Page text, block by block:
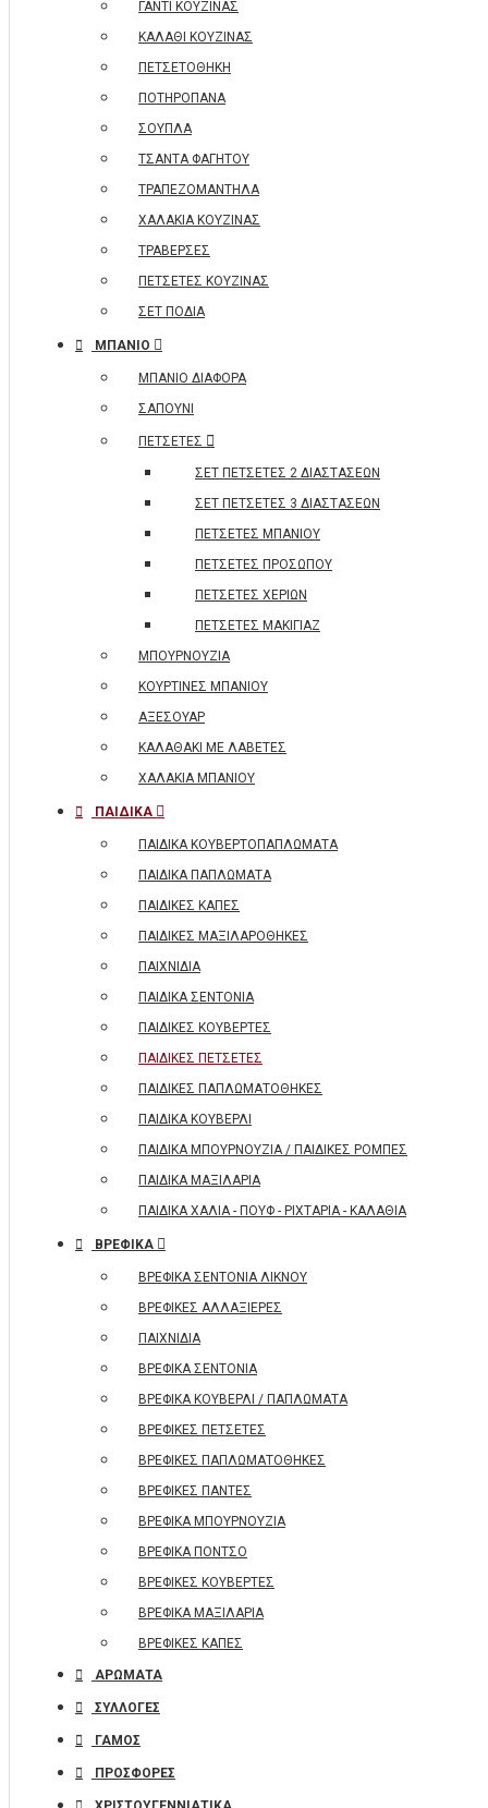
ΓΑΝΤΙ ΚΟΥΖΙΝΑΣ
ΚΑΛΑΘΙ ΚΟΥΖΙΝΑΣ
ΠΕΤΣΕΤΟΘΗΚΗ
ΠΟΤΗΡΟΠΑΝΑ
ΣΟΥΠΛΑ
ΤΣΑΝΤΑ ΦΑΓΗΤΟΥ
ΤΡΑΠΕΖΟΜΑΝΤΗΛΑ
ΧΑΛΑΚΙΑ ΚΟΥΖΙΝΑΣ
ΤΡΑΒΕΡΣΕΣ
ΠΕΤΣΕΤΕΣ ΚΟΥΖΙΝΑΣ
ΣΕΤ ΠΟΔΙΑ
ΜΠΑΝΙΟ
ΜΠΑΝΙΟ ΔΙΑΦΟΡΑ
ΣΑΠΟΥΝΙ
ΠΕΤΣΕΤΕΣ
ΣΕΤ ΠΕΤΣΕΤΕΣ 2 ΔΙΑΣΤΑΣΕΩΝ
ΣΕΤ ΠΕΤΣΕΤΕΣ 3 ΔΙΑΣΤΑΣΕΩΝ
ΠΕΤΣΕΤΕΣ ΜΠΑΝΙΟΥ
ΠΕΤΣΕΤΕΣ ΠΡΟΣΩΠΟΥ
ΠΕΤΣΕΤΕΣ ΧΕΡΙΩΝ
ΠΕΤΣΕΤΕΣ ΜΑΚΙΓΙΑΖ
ΜΠΟΥΡΝΟΥΖΙΑ
ΚΟΥΡΤΙΝΕΣ ΜΠΑΝΙΟΥ
ΑΞΕΣΟΥΑΡ
ΚΑΛΑΘΑΚΙ ΜΕ ΛΑΒΕΤΕΣ
ΧΑΛΑΚΙΑ ΜΠΑΝΙΟΥ
ΠΑΙΔΙΚΑ
ΠΑΙΔΙΚΑ ΚΟΥΒΕΡΤΟΠΑΠΛΩΜΑΤΑ
ΠΑΙΔΙΚΑ ΠΑΠΛΩΜΑΤΑ
ΠΑΙΔΙΚΕΣ ΚΑΠΕΣ
ΠΑΙΔΙΚΕΣ ΜΑΞΙΛΑΡΟΘΗΚΕΣ
ΠΑΙΧΝΙΔΙΑ
ΠΑΙΔΙΚΑ ΣΕΝΤΟΝΙΑ
ΠΑΙΔΙΚΕΣ ΚΟΥΒΕΡΤΕΣ
ΠΑΙΔΙΚΕΣ ΠΕΤΣΕΤΕΣ
ΠΑΙΔΙΚΕΣ ΠΑΠΛΩΜΑΤΟΘΗΚΕΣ
ΠΑΙΔΙΚΑ ΚΟΥΒΕΡΛΙ
ΠΑΙΔΙΚΑ ΜΠΟΥΡΝΟΥΖΙΑ / ΠΑΙΔΙΚΕΣ ΡΟΜΠΕΣ
ΠΑΙΔΙΚΑ ΜΑΞΙΛΑΡΙΑ
ΠΑΙΔΙΚΑ ΧΑΛΙΑ - ΠΟΥΦ - ΡΙΧΤΑΡΙΑ - ΚΑΛΑΘΙΑ
ΒΡΕΦΙΚΑ
ΒΡΕΦΙΚΑ ΣΕΝΤΟΝΙΑ ΛΙΚΝΟΥ
ΒΡΕΦΙΚΕΣ ΑΛΛΑΞΙΕΡΕΣ
ΠΑΙΧΝΙΔΙΑ
ΒΡΕΦΙΚΑ ΣΕΝΤΟΝΙΑ
ΒΡΕΦΙΚΑ ΚΟΥΒΕΡΛΙ / ΠΑΠΛΩΜΑΤΑ
ΒΡΕΦΙΚΕΣ ΠΕΤΣΕΤΕΣ
ΒΡΕΦΙΚΕΣ ΠΑΠΛΩΜΑΤΟΘΗΚΕΣ
ΒΡΕΦΙΚΕΣ ΠΑΝΤΕΣ
ΒΡΕΦΙΚΑ ΜΠΟΥΡΝΟΥΖΙΑ
ΒΡΕΦΙΚΑ ΠΟΝΤΣΟ
ΒΡΕΦΙΚΕΣ ΚΟΥΒΕΡΤΕΣ
ΒΡΕΦΙΚΑ ΜΑΞΙΛΑΡΙΑ
ΒΡΕΦΙΚΕΣ ΚΑΠΕΣ
ΑΡΩΜΑΤΑ
ΣΥΛΛΟΓΕΣ
ΓΑΜΟΣ
ΠΡΟΣΦΟΡΕΣ